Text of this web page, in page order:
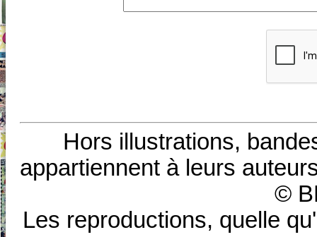
Hors illustrations,
appartiennent à leurs
©
Les reproductions, quelle